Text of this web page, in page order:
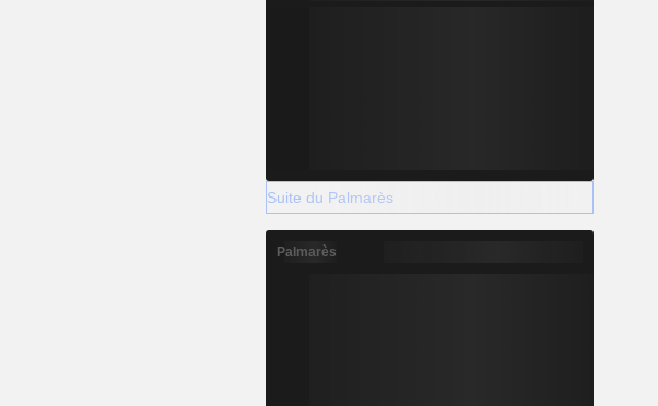
Suite du Palmarès
Palmarès